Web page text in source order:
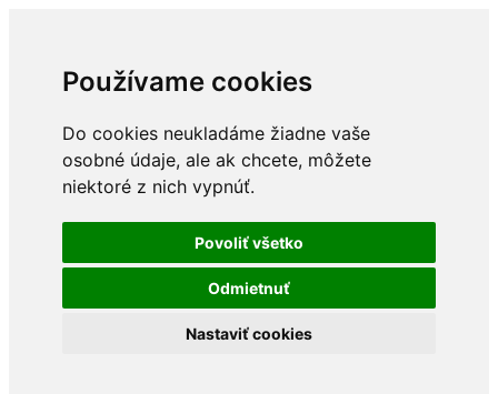
Používame cookies
Do cookies neukladáme žiadne vaše
osobné údaje, ale ak chcete, môžete
niektoré z nich vypnúť.
Povoliť všetko
Odmietnuť
Nastaviť cookies